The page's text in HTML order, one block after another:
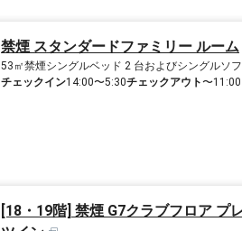
禁煙 スタンダードファミリー ルーム
53㎡禁煙
チェックイン14:00〜5:30チェックアウト〜11:00
[18・19階] 禁煙 G7クラブフロア プ